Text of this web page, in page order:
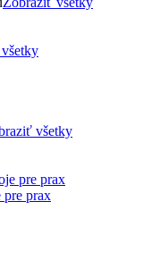
všetky
pre prax